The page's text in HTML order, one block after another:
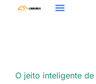
O jeito inteligente de